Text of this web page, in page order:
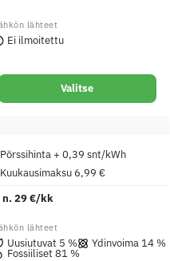
Ei ilmoitettu
Valitse
Pörssihinta + 0,39 snt/kWh
Kuukausimaksu 6,99 €
n. 29 €/kk
Uusiutuvat 5 % Ydinvoima 14 %
Fossiiliset 81 %